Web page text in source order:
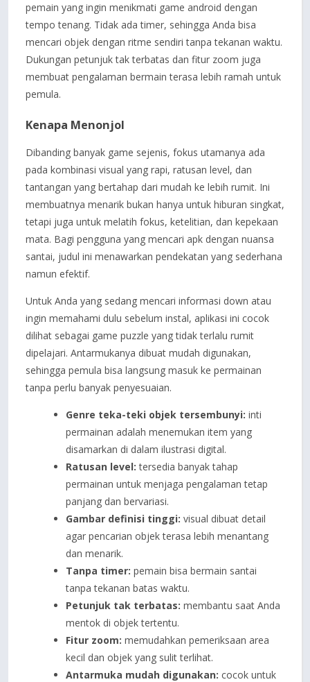
pemain yang ingin menikmati game android dengan
tempo tenang. Tidak ada timer, sehingga Anda bisa
mencari objek dengan ritme sendiri tanpa tekanan waktu.
Dukungan petunjuk tak terbatas dan fitur zoom juga
membuat pengalaman bermain terasa lebih ramah untuk
pemula.
Kenapa Menonjol
Dibanding banyak game sejenis, fokus utamanya ada
pada kombinasi visual yang rapi, ratusan level, dan
tantangan yang bertahap dari mudah ke lebih rumit. Ini
membuatnya menarik bukan hanya untuk hiburan singkat,
tetapi juga untuk melatih fokus, ketelitian, dan kepekaan
mata. Bagi pengguna yang mencari apk dengan nuansa
santai, judul ini menawarkan pendekatan yang sederhana
namun efektif.
Untuk Anda yang sedang mencari informasi down atau
ingin memahami dulu sebelum instal, aplikasi ini cocok
dilihat sebagai game puzzle yang tidak terlalu rumit
dipelajari. Antarmukanya dibuat mudah digunakan,
sehingga pemula bisa langsung masuk ke permainan
tanpa perlu banyak penyesuaian.
Genre teka-teki objek tersembunyi: inti
permainan adalah menemukan item yang
disamarkan di dalam ilustrasi digital.
Ratusan level: tersedia banyak tahap
permainan untuk menjaga pengalaman tetap
panjang dan bervariasi.
Gambar definisi tinggi: visual dibuat detail
agar pencarian objek terasa lebih menantang
dan menarik.
Tanpa timer: pemain bisa bermain santai
tanpa tekanan batas waktu.
Petunjuk tak terbatas: membantu saat Anda
mentok di objek tertentu.
Fitur zoom: memudahkan pemeriksaan area
kecil dan objek yang sulit terlihat.
Antarmuka mudah digunakan: cocok untuk